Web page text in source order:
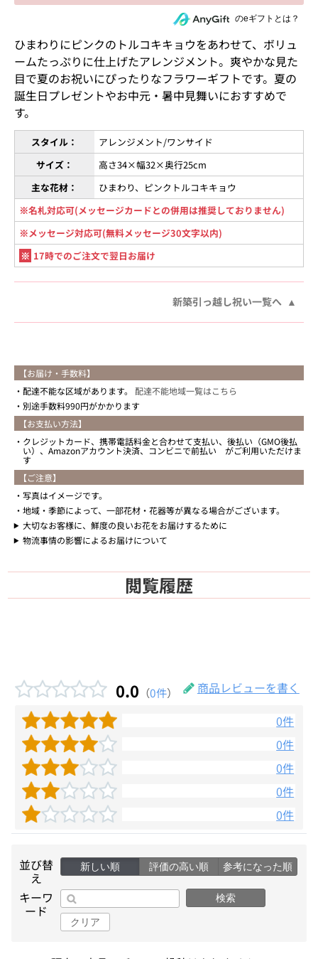
住所を知らない相手にeギフトで贈るのeギフトとは？
ひまわりにピンクのトルコキキョウをあわせて、ボリュ
ームたっぷりに仕上げたアレンジメント。爽やかな見た
目で夏のお祝いにぴったりなフラワーギフトです。夏の
誕生日プレゼントやお中元・暑中見舞いにおすすめで
す。
スタイル：
アレンジメント/ワンサイド
サイズ：
高さ34×幅32×奥行25cm
主な花材：
ひまわり、ピンクトルコキキョウ
※名札対応可(メッセージカードとの併用は推奨しておりません)
※メッセージ対応可(無料メッセージ30文字以内)
※ 17時でのご注文で翌日お届け
新築引っ越し祝い一覧へ
【お届け・手数料】
配達不能な区域があります。 配達不能地域一覧はこちら
別途手数料990円がかかります
【お支払い方法】
クレジットカード、携帯電話料金と合わせて支払い、後払い（GMO後払
い）、Amazonアカウント決済、コンビニで前払い がご利用いただけま
す
【ご注意】
写真はイメージです。
地域・季節によって、一部花材・花器等が異なる場合がございます。
大切なお客様に、鮮度の良いお花をお届けするために
物流事情の影響によるお届けについて
閲覧履歴
0.0 （0件）
商品レビューを書く
0件
0件
0件
0件
0件
並び替
え
新しい順 評価の高い順 参考になった順
キーワ
ード
検索
クリア